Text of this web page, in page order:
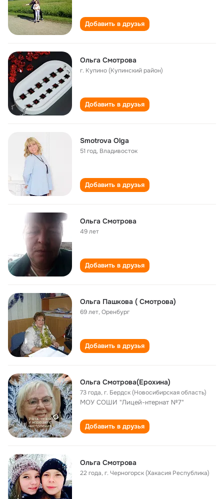
Добавить в друзья
Ольга Смотрова
г. Купино (Купинский район)
Добавить в друзья
Smotrova Olga
51 год, Владивосток
Добавить в друзья
Ольга Смотрова
49 лет
Добавить в друзья
Ольга Пашкова ( Смотрова)
69 лет,Оренбург
Добавить в друзья
Ольга Смотрова(Ерохина)
73 года,г. Бердск (Новосибирская область)
МОУ СОШИ "Лицей-нтернат №7"
Добавить в друзья
Ольга Смотрова
22 года,г. Черногорск (Хакасия Республика)